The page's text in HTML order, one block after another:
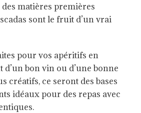
des matières premières
sont le fruit d’un vrai
pour vos apéritifs en
d’un bon vin ou d’une bonne
créatifs, ce seront des bases
idéaux pour des repas avec